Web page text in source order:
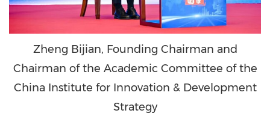
Zheng Bijian, Founding Chairman and
Chairman of the Academic Committee of the
China Institute for Innovation & Development
Strategy